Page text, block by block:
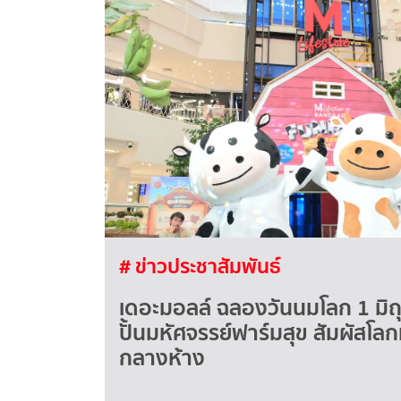
# ข่าวประชาสัมพันธ์
เดอะมอลล์ ฉลองวันนมโลก 1
ปั้นมหัศจรรย์ฟาร์มสุข สัมผัสโล
กลางห้าง